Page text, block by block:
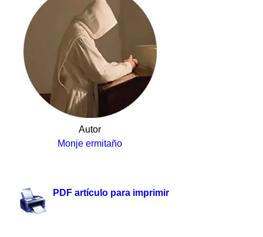
Autor
Monje ermitaño
PDF artículo para imprimir